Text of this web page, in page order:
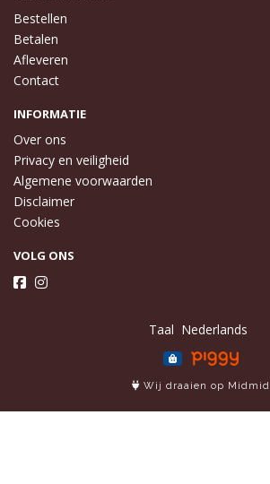
Bestellen
Betalen
Afleveren
Contact
INFORMATIE
Over ons
Privacy en veiligheid
Algemene voorwaarden
Disclaimer
Cookies
VOLG ONS
Taal
Wij draaien op Midmid